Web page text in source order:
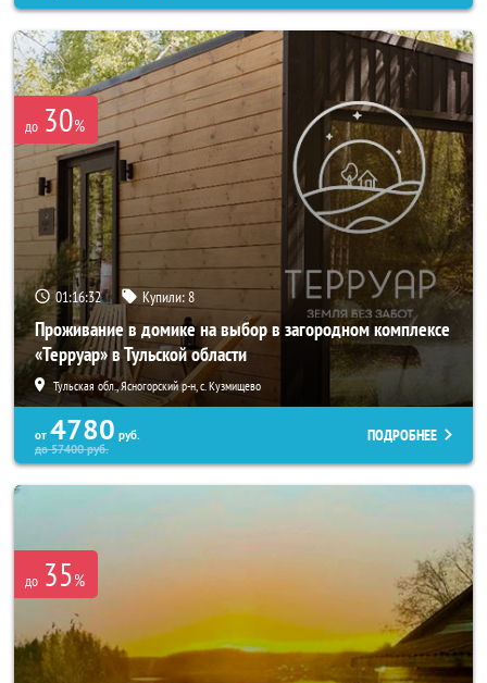
до 30%
01:16:30 Купили:8
Проживание в домике на выбор в загородном комплексе
«Терруар» в Тульской области
Тульская обл., Ясногорский р-н, с. Кузмищево
от 4780 руб.
до57400руб.
ПОДРОБНЕЕ
до 35%